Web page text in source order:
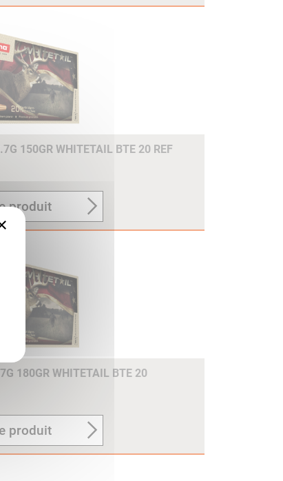
150GR WHITETAIL BTE 20 REF
produit
180GR WHITETAIL BTE 20
produit